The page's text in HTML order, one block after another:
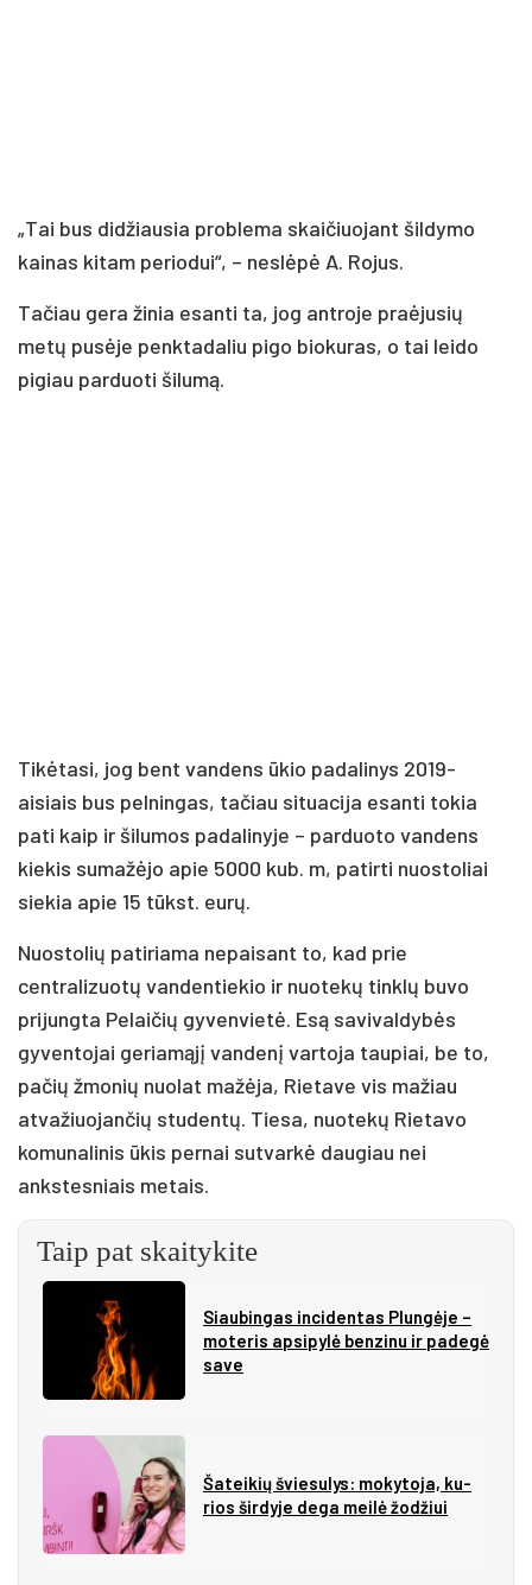
„Tai bus didžiausia problema skaičiuojant šildymo
kainas kitam periodui“, – neslėpė A. Rojus.
Tačiau gera žinia esanti ta, jog antroje praėjusių
metų pusėje penktadaliu pigo biokuras, o tai leido
pigiau parduoti šilumą.
Tikėtasi, jog bent vandens ūkio padalinys 2019-
aisiais bus pelningas, tačiau situacija esanti tokia
pati kaip ir šilumos padalinyje – parduoto vandens
kiekis sumažėjo apie 5000 kub. m, patirti nuostoliai
siekia apie 15 tūkst. eurų.
Nuostolių patiriama nepaisant to, kad prie
centralizuotų vandentiekio ir nuotekų tinklų buvo
prijungta Pelaičių gyvenvietė. Esą savivaldybės
gyventojai geriamąjį vandenį vartoja taupiai, be to,
pačių žmonių nuolat mažėja, Rietave vis mažiau
atvažiuojančių studentų. Tiesa, nuotekų Rietavo
komunalinis ūkis pernai sutvarkė daugiau nei
ankstesniais metais.
Taip pat skaitykite
Siau­bin­gas in­ci­den­tas Plun­gė­je –
mo­te­ris ap­si­py­lė ben­zi­nu ir pa­de­gė
sa­ve
Ša­tei­kių švie­su­lys: mo­ky­to­ja, ku­
rios šir­dy­je de­ga mei­lė žo­džiui